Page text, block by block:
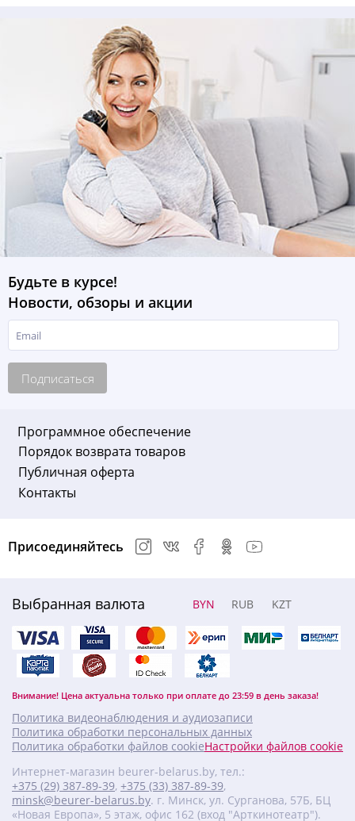
Будьте в курсе!
Новости, обзоры и акции
Подписаться
Программное обеспечение
Порядок возврата товаров
Публичная оферта
Контакты
Выбранная валюта BYN RUB KZT
Внимание! Цена актуальна только при оплате до 23:59 в день заказа!
Присоединяйтесь
Политика видеонаблюдения и аудиозаписи
Политика обработки персональных данных
Политика обработки файлов cookieНастройки файлов cookie
Интернет-магазин beurer-belarus.by, тел.:
+375 (29) 387-89-39, +375 (33) 387-89-39,
minsk@beurer-belarus.by. г. Минск, ул. Сурганова, 57Б, БЦ
«Новая Европа», 5 этаж, офис 162 (вход "Арткинотеатр").